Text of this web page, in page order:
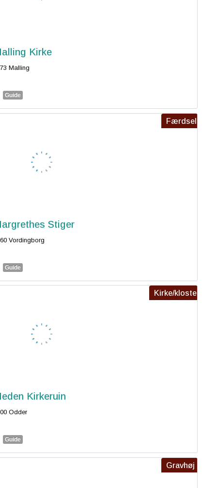
Kirke
Malling
Guide
Færdsel
Stiger
Vordingborg
Guide
Kirke/kloster
Kirkeruin
Odder
Guide
Gravhøj